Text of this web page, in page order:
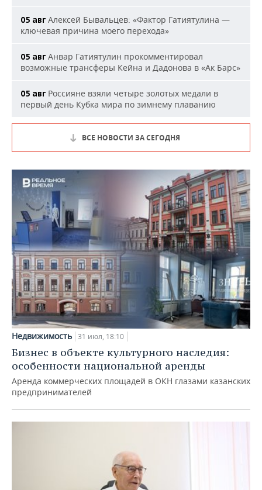
05 авг Алексей Бывальцев: «Фактор Гатиятулина —
ключевая причина моего перехода»
05 авг Анвар Гатиятулин прокомментировал
возможные трансферы Кейна и Дадонова в «Ак Барс»
05 авг Россияне взяли четыре золотых медали в
первый день Кубка мира по зимнему плаванию
ВСЕ НОВОСТИ ЗА СЕГОДНЯ
Недвижимость 31 июл, 18:10
Бизнес в объекте культурного наследия:
особенности национальной аренды
Аренда коммерческих площадей в ОКН глазами казанских
предпринимателей